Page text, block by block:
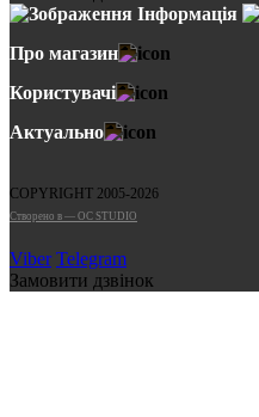
Інформація
Про магазин
Користувачі
Актуально
COPYRIGHT 2005-2026
Cтворено в — OC STUDIO
Viber Telegram
Замовити дзвінок